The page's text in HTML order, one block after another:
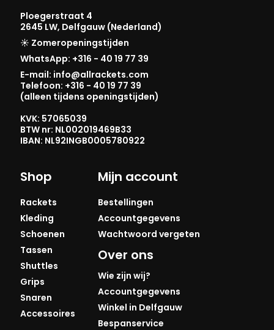
Ploegerstraat 4
2645 LW, Delfgauw (Nederland)
☀️ Zomeropeningstijden
WhatsApp: +316 - 40 19 77 39
E-mail: info@allrackets.com
Telefoon: +316 - 40 19 77 39
(alleen tijdens openingstijden)
KVK: 57065039
BTW nr: NL002019469B33
IBAN: NL92INGB0005780922
Shop
Rackets
Kleding
Schoenen
Tassen
Shuttles
Grips
Snaren
Accessoires
Mijn account
Bestellingen
Accountgegevens
Wachtwoord vergeten
Over ons
Wie zijn wij?
Accountgegevens
Winkel in Delfgauw
Bespanservice